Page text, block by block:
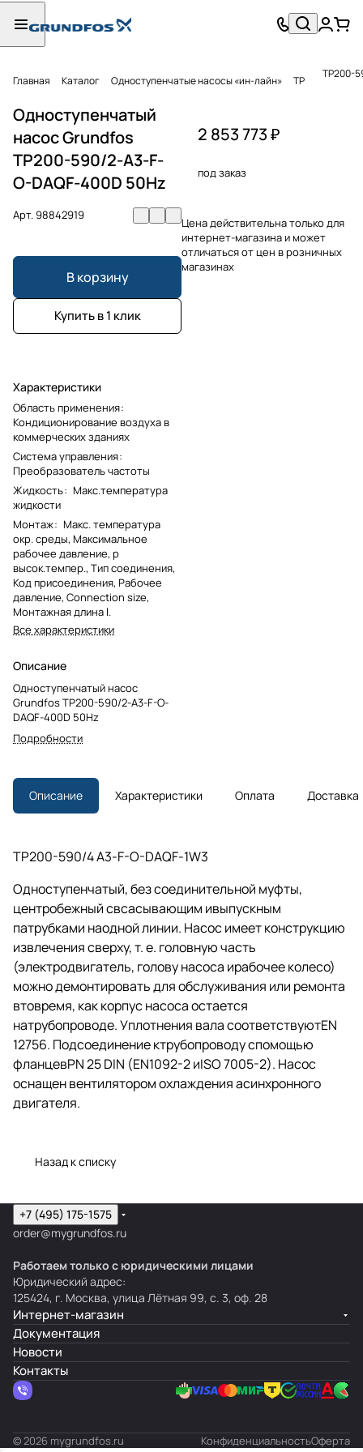
Главная Каталог Одноступенчатые насосы «ин-лайн» TP TP200-
Одноступенчатый
насос Grundfos
TP200-590/2-A3-F-
O-DAQF-400D 50Hz
Арт.98842919
В корзину
Купить в 1 клик
Характеристики
Область применения:
Кондиционирование воздуха в
коммерческих зданиях
Система управления:
Преобразователь частоты
Жидкость: Макс.температура
жидкости
Монтаж: Макс. температура
окр. среды, Максимальное
рабочее давление, p
высок.темпер., Тип соединения,
Код присоединения, Рабочее
давление, Connection size,
Монтажная длина l.
Все характеристики
Описание
Одноступенчатый насос
Grundfos TP200-590/2-A3-F-O-
DAQF-400D 50Hz
Подробности
2 853 773 ₽
под заказ
Цена действительна только для
интернет-магазина и может
отличаться от цен в розничных
магазинах
Описание Характеристики Оплата Доставка
TP200-590/4 A3-F-O-DAQF-1W3
Одноступенчатый, без соединительной муфты,
центробежный свсасывающим ивыпускным
патрубками наодной линии. Насос имеет конструкцию
извлечения сверху,т. е. головную часть
(электродвигатель, голову насоса ирабочее колесо)
можно демонтировать для обслуживания или ремонта
втовремя, как корпус насоса остается
натрубопроводе. Уплотнения вала соответствуютEN
12756. Подсоединение ктрубопроводу спомощью
фланцевPN 25 DIN (EN1092-2 иISO 7005-2). Насос
оснащен вентилятором охлаждения асинхронного
двигателя.
Назад к списку
+7 (495) 175-1575
order@mygrundfos.ru
Работаем только с юридическими лицами
Юридический адрес:
125424, г. Москва, улица Лётная 99, с. 3, оф. 28
Интернет-магазин
Документация
Новости
Контакты
© 2026 mygrundfos.ru КонфиденциальностьОферта